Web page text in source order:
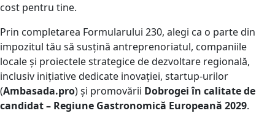
cost pentru tine.
Prin completarea Formularului 230, alegi ca o parte din
impozitul tău să susțină antreprenoriatul, companiile
locale și proiectele strategice de dezvoltare regională,
inclusiv inițiative dedicate inovației, startup-urilor
(Ambasada.pro) și promovării Dobrogei în calitate de
candidat – Regiune Gastronomică Europeană 2029.